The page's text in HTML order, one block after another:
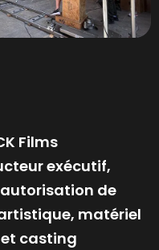
Films
exécutif,
de
matériel
casting